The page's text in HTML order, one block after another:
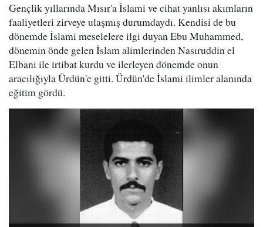
Gençlik yıllarında Mısır'a İslami ve cihat yanlısı akımların
faaliyetleri zirveye ulaşmış durumdaydı. Kendisi de bu
dönemde İslami meselelere ilgi duyan Ebu Muhammed,
dönemin önde gelen İslam alimlerinden Nasıruddin el
Elbani ile irtibat kurdu ve ilerleyen dönemde onun
aracılığıyla Ürdün'e gitti. Ürdün'de İslami ilimler alanında
eğitim gördü.